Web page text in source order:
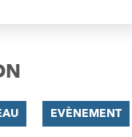
EVÈNEMENT